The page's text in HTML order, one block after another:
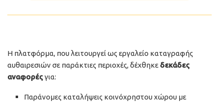
Η πλατφόρμα, που λειτουργεί ως εργαλείο καταγραφής
αυθαιρεσιών σε παράκτιες περιοχές, δέχθηκε δεκάδες
αναφορέςγια:
Παράνομες καταλήψεις κοινόχρηστου χώρου με